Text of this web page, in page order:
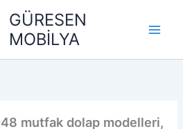
GÜRESEN
MOBİLYA
mutfak dolap modelleri,